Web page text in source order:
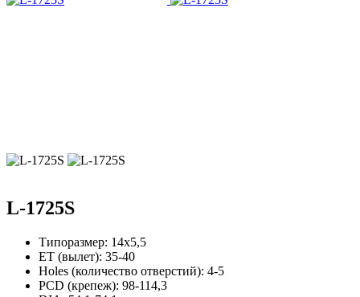
L-1725S
Типоразмер: 14х5,5
ЕТ (вылет): 35-40
Holes (количество отверстий): 4-5
PCD (крепеж): 98-114,3